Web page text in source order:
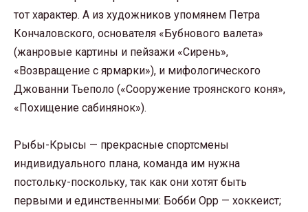
тот характер. А из художников упомянем Петра
Кончаловского, основателя «Бубнового валета»
(жанровые картины и пейзажи «Сирень»,
«Возвращение с ярмарки»), и мифологического
Джованни Тьеполо («Сооружение троянского коня»,
«Похищение сабинянок»).
Рыбы-Крысы — прекрасные спортсмены
индивидуального плана, команда им нужна
постольку-поскольку, так как они хотят быть
первыми и единственными: Бобби Орр — хоккеист;